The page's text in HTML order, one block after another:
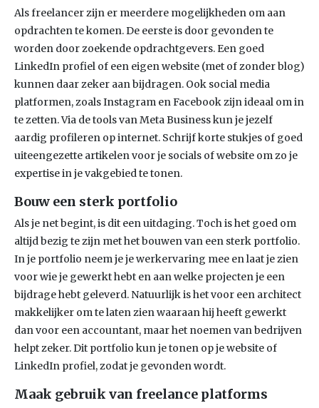
Als freelancer zijn er meerdere mogelijkheden om aan
opdrachten te komen. De eerste is door gevonden te
worden door zoekende opdrachtgevers. Een goed
LinkedIn profiel of een eigen website (met of zonder blog)
kunnen daar zeker aan bijdragen. Ook social media
platformen, zoals Instagram en Facebook zijn ideaal om in
te zetten. Via de tools van Meta Business kun je jezelf
aardig profileren op internet. Schrijf korte stukjes of goed
uiteengezette artikelen voor je socials of website om zo je
expertise in je vakgebied te tonen.
Bouw een sterk portfolio
Als je net begint, is dit een uitdaging. Toch is het goed om
altijd bezig te zijn met het bouwen van een sterk portfolio.
In je portfolio neem je je werkervaring mee en laat je zien
voor wie je gewerkt hebt en aan welke projecten je een
bijdrage hebt geleverd. Natuurlijk is het voor een architect
makkelijker om te laten zien waaraan hij heeft gewerkt
dan voor een accountant, maar het noemen van bedrijven
helpt zeker. Dit portfolio kun je tonen op je website of
LinkedIn profiel, zodat je gevonden wordt.
Maak gebruik van freelance platforms